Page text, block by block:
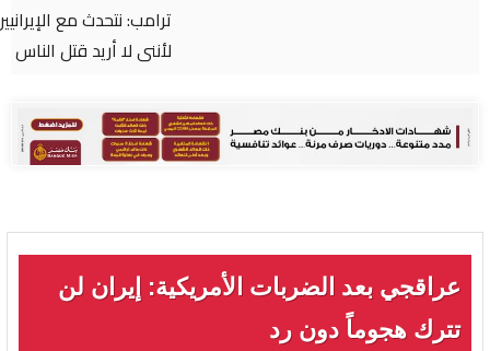
ترامب: نتحدث مع الإيرانيين وأفضّل التوصل إلى اتفاق
عراقجي بعد الضربات الأمريكية: إيران لن
تترك هجوماً دون رد